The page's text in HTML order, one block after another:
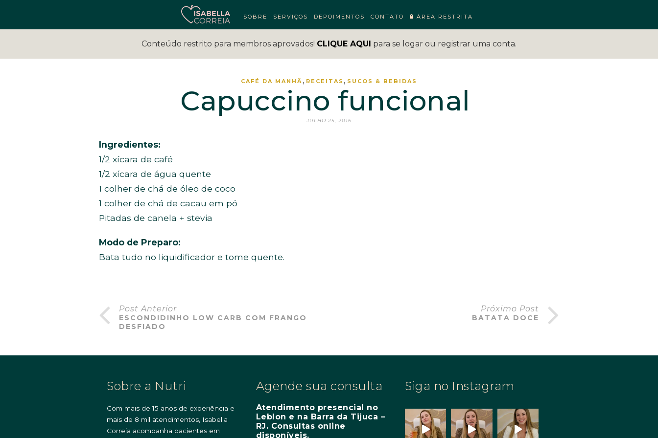
SOBRE SERVIÇOS DEPOIMENTOS CONTATO ÁREA RESTRITA
Conteúdo restrito para membros aprovados! CLIQUE AQUI para se logar ou registrar uma conta.
CAFÉ DA MANHÃ , RECEITAS , SUCOS & BEBIDAS
Capuccino funcional
JULHO 25, 2016
Ingredientes:
1/2 xícara de café
1/2 xícara de água quente
1 colher de chá de óleo de coco
1 colher de chá de cacau em pó
Pitadas de canela + stevia
Modo de Preparo:
Bata tudo no liquidificador e tome quente.
Post Anterior
ESCONDIDINHO LOW CARB COM FRANGO
DESFIADO
Próximo Post
BATATA DOCE
Sobre a Nutri
Com mais de 15 anos de experiência e
mais de 8 mil atendimentos, Isabella
Correia acompanha pacientes em
Agende sua consulta
Atendimento presencial no
Leblon e na Barra da Tijuca –
RJ. Consultas online
disponíveis.
Siga no Instagram